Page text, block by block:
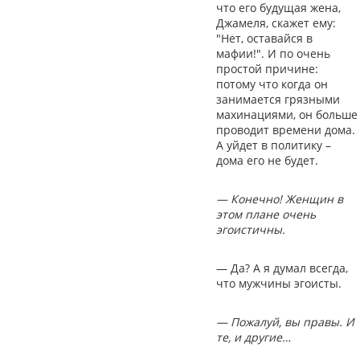
что его будущая жена,
Джамеля, скажет ему:
"Нет, оставайся в
мафии!". И по очень
простой причине:
потому что когда он
занимается грязными
махинациями, он больше
проводит времени дома.
А уйдет в политику –
дома его не будет.
— Конечно! Женщин в
этом плане очень
эгоистичны.
— Да? А я думал всегда,
что мужчины эгоисты.
— Пожалуй, вы правы. И
те, и другие…